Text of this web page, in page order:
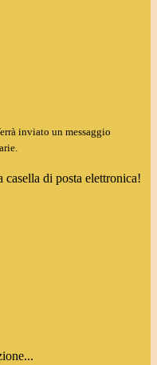
inviato un messaggio
di posta elettronica!